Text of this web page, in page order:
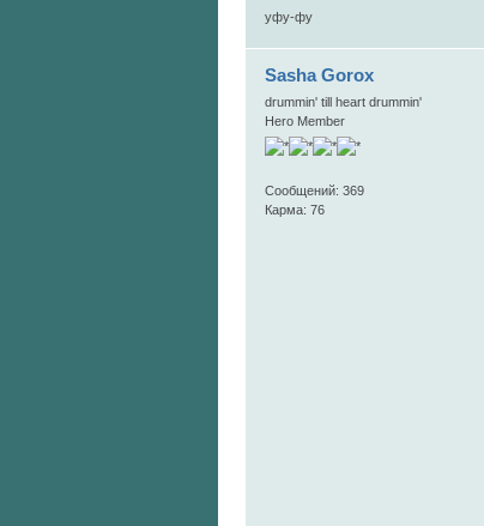
уфу-фу
Sasha Gorox
drummin' till heart drummin'
Hero Member
Сообщений: 369
Карма: 76